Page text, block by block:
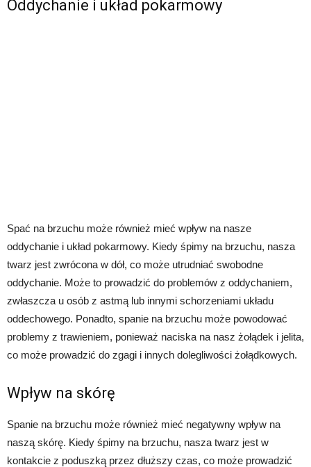
Oddychanie i układ pokarmowy
Spać na brzuchu może również mieć wpływ na nasze
oddychanie i układ pokarmowy. Kiedy śpimy na brzuchu, nasza
twarz jest zwrócona w dół, co może utrudniać swobodne
oddychanie. Może to prowadzić do problemów z oddychaniem,
zwłaszcza u osób z astmą lub innymi schorzeniami układu
oddechowego. Ponadto, spanie na brzuchu może powodować
problemy z trawieniem, ponieważ naciska na nasz żołądek i jelita,
co może prowadzić do zgagi i innych dolegliwości żołądkowych.
Wpływ na skórę
Spanie na brzuchu może również mieć negatywny wpływ na
naszą skórę. Kiedy śpimy na brzuchu, nasza twarz jest w
kontakcie z poduszką przez dłuższy czas, co może prowadzić